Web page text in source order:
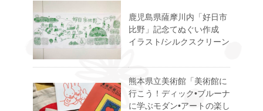
鹿児島県薩摩川内「好日市
比野」記念てぬぐい作成
イラスト/シルクスクリーン
熊本県立美術館「美術館に
行こう！ディック•ブルーナ
に学ぶモダン•アートの楽し